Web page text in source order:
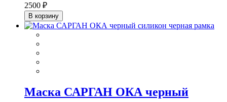
2500 ₽
В корзину
Маска САРГАН ОКА черный